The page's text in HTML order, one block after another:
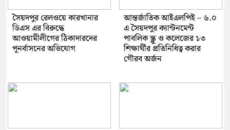
সৈয়দপুর রেলওয়ে কারখানার
ডিএস এর বিরুদ্ধে
আওয়ামীলীগের ঠিকাদারদের
পূনর্বাসনের অভিযোগ
আন্তর্জাতিক আইএলপিই – ৬.০
এ সৈয়দপুর ক্যান্টনমেন্ট
পাবলিক স্ক্লু ও কলেজের ১৩
শিক্ষার্থীর প্রতিনিধিত্ব করার
গৌরব অর্জন